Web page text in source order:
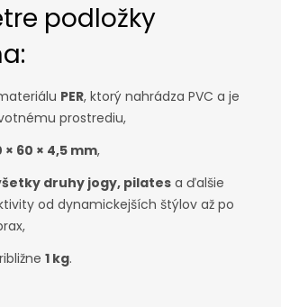
podložky
PER, ktorý nahrádza PVC a je
prostrediu,
× 60 × 4,5 mm,
druhy jogy, pilatesa ďalšie
od dynamickejších štýlov až po
1 kg.